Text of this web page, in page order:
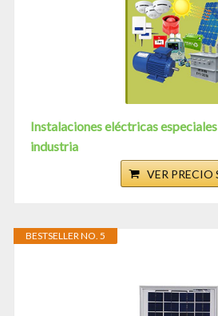
Instalaciones eléctricas
industria
VER
BESTSELLER NO. 5